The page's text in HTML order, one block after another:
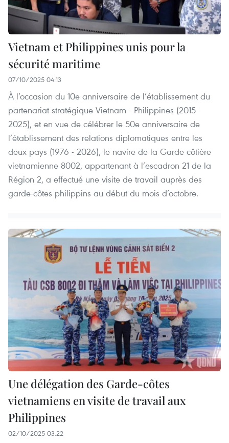
Vietnam et Philippines unis pour la
sécurité maritime
07/10/2025 04:13
À l’occasion du 10e anniversaire de l’établissement du
partenariat stratégique Vietnam - Philippines (2015 -
2025), et en vue de célébrer le 50e anniversaire de
l’établissement des relations diplomatiques entre les
deux pays (1976 - 2026), le navire de la Garde côtière
vietnamienne 8002, appartenant à l’escadron 21 de la
Région 2, a effectué une visite de travail auprès des
garde-côtes philippins au début du mois d’octobre.
Une délégation des Garde-côtes
vietnamiens en visite de travail aux
Philippines
02/10/2025 03:22